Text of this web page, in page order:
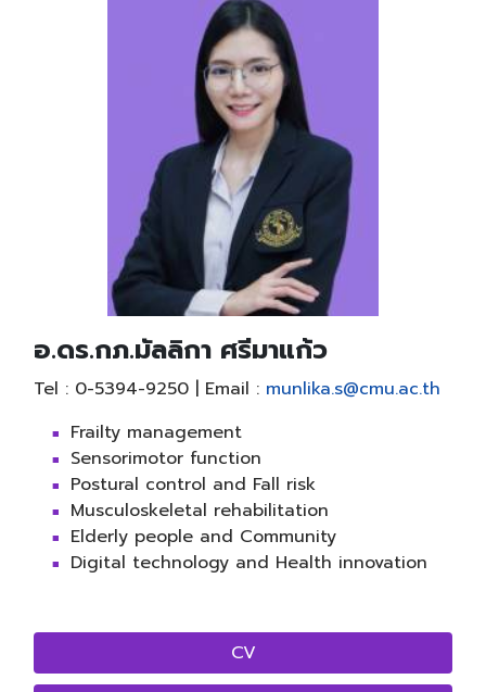
อ.ดร.กภ.มัลลิกา ศรีมาแก้ว
Tel : 0-5394-9250 | Email : munlika.s@cmu.ac.th
Frailty management
Sensorimotor function
Postural control and Fall risk
Musculoskeletal rehabilitation
Elderly people and Community
Digital technology and Health innovation
CV